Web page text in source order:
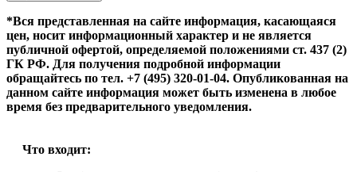
*Вся представленная на сайте информация, касающаяся
цен, носит информационный характер и не является
публичной офертой, определяемой положениями ст. 437 (2)
ГК РФ. Для получения подробной информации
обращайтесь по тел. +7 (495) 320-01-04. Опубликованная на
данном сайте информация может быть изменена в любое
время без предварительного уведомления.
Что входит: